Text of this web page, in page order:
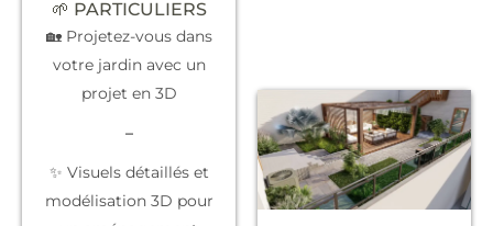
🌱 PARTICULIERS
🏡 Projetez-vous dans
votre jardin avec un
projet en 3D
–
✨ Visuels détaillés et
modélisation 3D pour